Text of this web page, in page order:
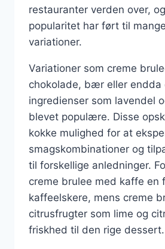
restauranter verden over,
popularitet har ført til
variationer.
Variationer som creme
chokolade, bær eller endda
ingredienser som lavendel
blevet populære. Disse
kokke mulighed for at
smagskombinationer og
til forskellige anledninger.
creme brulee med kaffe en
kaffeelskere, mens creme
citrusfrugter som lime og
friskhed til den rige dessert.